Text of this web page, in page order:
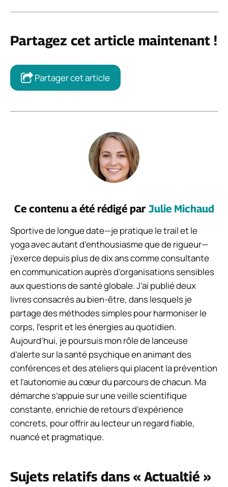
Partagez cet article maintenant !
Partager cet article
Ce contenu a été rédigé par Julie Michaud
Sportive de longue date—je pratique le trail et le
yoga avec autant d’enthousiasme que de rigueur—
j’exerce depuis plus de dix ans comme consultante
en communication auprès d’organisations sensibles
aux questions de santé globale. J’ai publié deux
livres consacrés au bien-être, dans lesquels je
partage des méthodes simples pour harmoniser le
corps, l’esprit et les énergies au quotidien.
Aujourd’hui, je poursuis mon rôle de lanceuse
d’alerte sur la santé psychique en animant des
conférences et des ateliers qui placent la prévention
et l’autonomie au cœur du parcours de chacun. Ma
démarche s’appuie sur une veille scientifique
constante, enrichie de retours d’expérience
concrets, pour offrir au lecteur un regard fiable,
nuancé et pragmatique.
Sujets relatifs dans « Actualtié »